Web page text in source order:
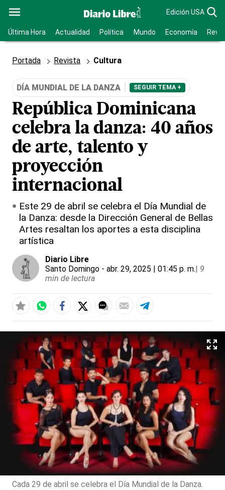
Edición USA
Última Hora Actualidad Política Mundo Economía
Portada Revista Cultura
DÍA MUNDIAL DE LA DANZA SEGUIR TEMA +
República Dominicana
celebra la danza: 40 años
de arte, talento y
proyección
internacional
Este 29 de abril se celebra el Día Mundial de
la Danza: desde la Dirección General de Bellas
Artes resaltan los aportes a esta disciplina
artística
Diario Libre
Santo Domingo - abr. 29, 2025 | 01:45 p. m.| 9
min de lectura
Cada 29 de abril se celebra el Día Mundial de la Danza.